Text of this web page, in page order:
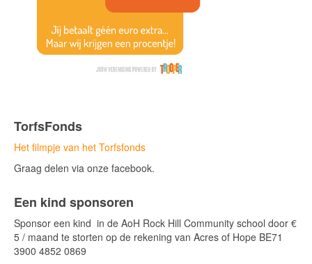
TorfsFonds
Het filmpje van het Torfsfonds
Graag delen via onze facebook.
Een kind sponsoren
Sponsor een kind in de AoH Rock Hill Community school door €
5 / maand te storten op de rekening van Acres of Hope BE71
3900 4852 0869